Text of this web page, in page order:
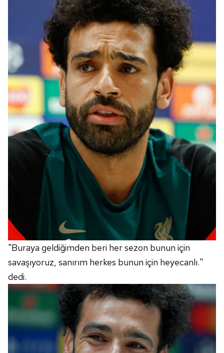
"Buraya geldiğimden beri her sezon bunun için
savaşıyoruz, sanırım herkes bunun için heyecanlı."
dedi.